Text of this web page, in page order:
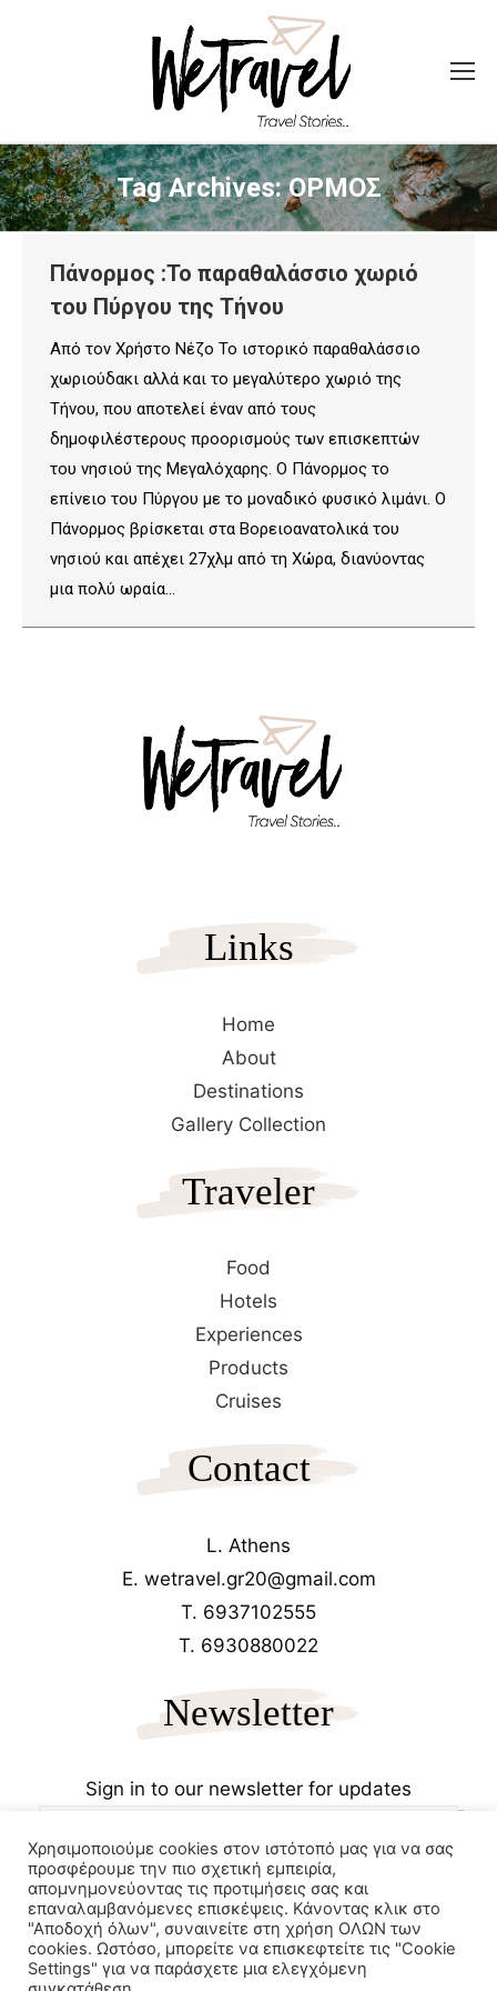
Tag Archives:ΟΡΜΟΣ
Πάνορμος :Το παραθαλάσσιο χωριό
του Πύργου της Τήνου
Από τον Χρήστο Νέζο Το ιστορικό παραθαλάσσιο
χωριούδακι αλλά και το μεγαλύτερο χωριό της
Τήνου, που αποτελεί έναν από τους
δημοφιλέστερους προορισμούς των επισκεπτών
του νησιού της Mεγαλόχαρης. Ο Πάνορμος το
επίνειο του Πύργου με το μοναδικό φυσικό λιμάνι. Ο
Πάνορμος βρίσκεται στα Boρειοανατολικά του
νησιού και απέχει 27χλμ από τη Χώρα, διανύοντας
μια πολύ ωραία…
Links
Home
About
Destinations
Gallery Collection
Traveler
Food
Hotels
Experiences
Products
Cruises
Contact
L. Athens
E. wetravel.gr20@gmail.com
T. 6937102555
T. 6930880022
Newsletter
Sign in to our newsletter for updates
Copyrights 2025Wetravel.gr
Χρησιμοποιούμε cookies στον ιστότοπό μας για να σας
προσφέρουμε την πιο σχετική εμπειρία,
απομνημονεύοντας τις προτιμήσεις σας και
επαναλαμβανόμενες επισκέψεις. Κάνοντας κλικ στο
"Αποδοχή όλων", συναινείτε στη χρήση ΟΛΩΝ των
cookies. Ωστόσο, μπορείτε να επισκεφτείτε τις "Cookie
Settings" για να παράσχετε μια ελεγχόμενη